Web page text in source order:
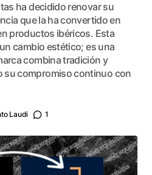
ha decidido renovar su
que la ha convertido en
productos ibéricos. Esta
cambio estético; es una
combina tradición y
su compromiso continuo con
Laudi 1